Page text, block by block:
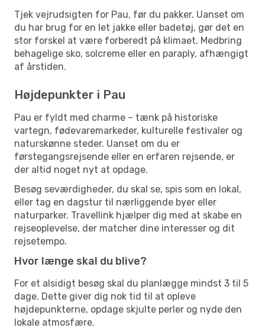
Tjek vejrudsigten for Pau, før du pakker. Uanset om
du har brug for en let jakke eller badetøj, gør det en
stor forskel at være forberedt på klimaet. Medbring
behagelige sko, solcreme eller en paraply, afhængigt
af årstiden.
Højdepunkter i Pau
Pau er fyldt med charme – tænk på historiske
vartegn, fødevaremarkeder, kulturelle festivaler og
naturskønne steder. Uanset om du er
førstegangsrejsende eller en erfaren rejsende, er
der altid noget nyt at opdage.
Besøg seværdigheder, du skal se, spis som en lokal,
eller tag en dagstur til nærliggende byer eller
naturparker. Travellink hjælper dig med at skabe en
rejseoplevelse, der matcher dine interesser og dit
rejsetempo.
Hvor længe skal du blive?
For et alsidigt besøg skal du planlægge mindst 3 til 5
dage. Dette giver dig nok tid til at opleve
højdepunkterne, opdage skjulte perler og nyde den
lokale atmosfære.